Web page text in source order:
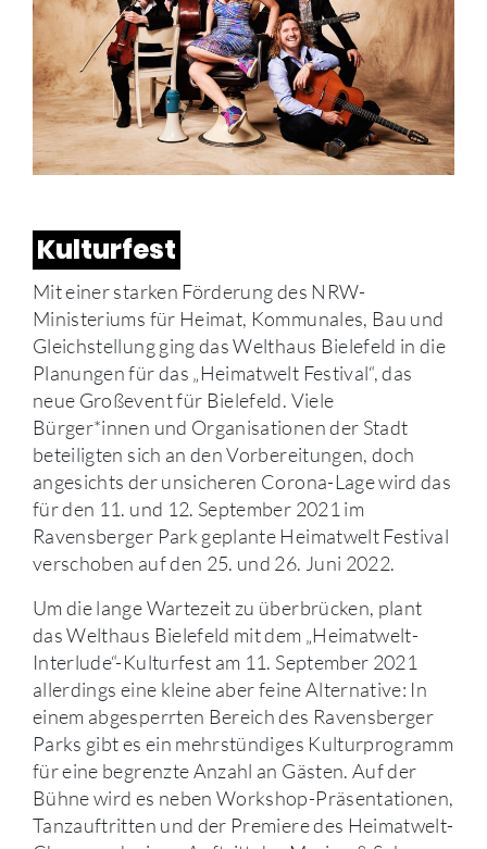
Kulturfest
Mit einer starken Förderung des NRW-
Ministeriums für Heimat, Kommunales, Bau und
Gleichstellung ging das Welthaus Bielefeld in die
Planungen für das „Heimatwelt Festival“, das
neue Großevent für Bielefeld. Viele
Bürger*innen und Organisationen der Stadt
beteiligten sich an den Vorbereitungen, doch
angesichts der unsicheren Corona-Lage wird das
für den 11. und 12. September 2021 im
Ravensberger Park geplante Heimatwelt Festival
verschoben auf den 25. und 26. Juni 2022.
Um die lange Wartezeit zu überbrücken, plant
das Welthaus Bielefeld mit dem „Heimatwelt-
Interlude“-Kulturfest am 11. September 2021
allerdings eine kleine aber feine Alternative: In
einem abgesperrten Bereich des Ravensberger
Parks gibt es ein mehrstündiges Kulturprogramm
für eine begrenzte Anzahl an Gästen. Auf der
Bühne wird es neben Workshop-Präsentationen,
Tanzauftritten und der Premiere des Heimatwelt-